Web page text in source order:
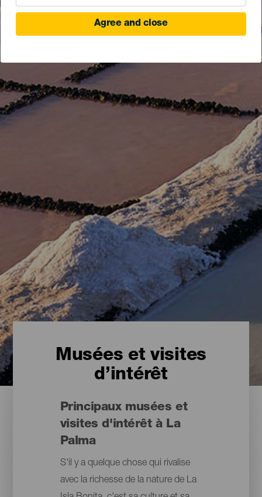
Agree and close
Musées et visites
d’intérêt
Principaux musées et
visites d'intérêt à La
Palma
S'il y a quelque chose qui rivalise
avec la richesse de la nature de La